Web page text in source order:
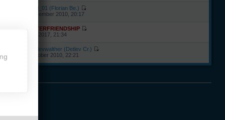
befl_01 (Florian Be.)
26. November 2010, 20:17
von
INTERFRIENDSHIP
12. Juli 2017, 21:34
von
detlevwalther (Detlev Cr.)
26. Oktober 2010, 22:21